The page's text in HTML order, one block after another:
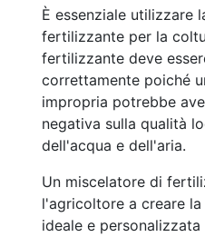
È essenziale utilizzare
fertilizzante per la
fertilizzante deve
correttamente poiché
impropria potrebbe
negativa sulla qualità
dell'acqua e dell'aria.
Un miscelatore di
l'agricoltore a creare
ideale e